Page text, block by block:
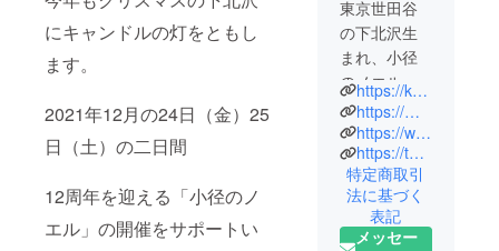
にキャンドルの灯をともし
ます。
2021年12月の24日（金）25
日（土）の二日間
12周年を迎える「小径のノ
エル」の開催をサポートい
東京世田谷
の下北沢生
まれ、小径
のノエルで
す。白いボ
ディと赤い
炎がトレー
ドマーク。
小径の続く
下北沢の街
https://komichinonoel.info
https://m.facebook.com/komichinonoel
https://www.instagram.com/komichinonoel/
https://twitter.com/komichinonoel
特定商取引
法に基づく
表記
メッセー